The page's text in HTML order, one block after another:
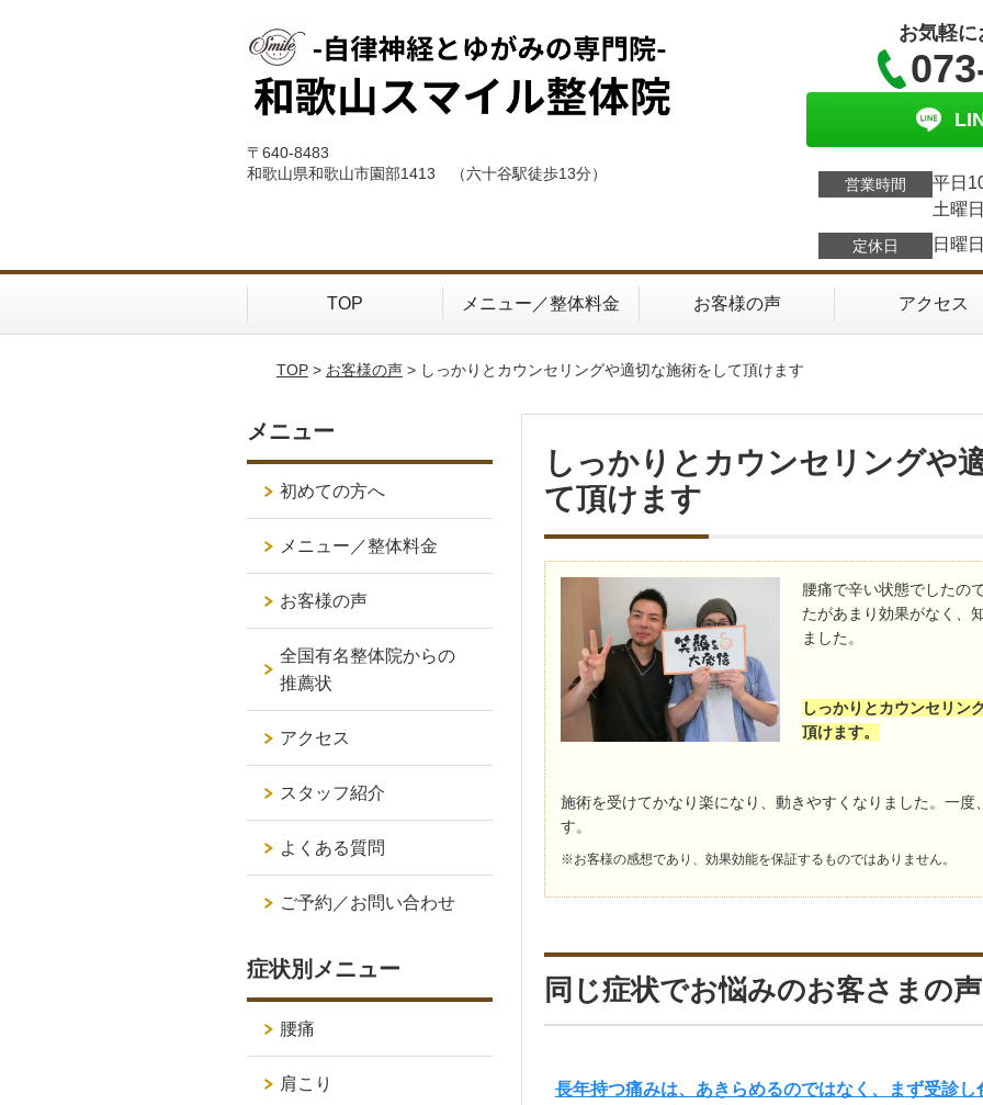
〒640-8483
和歌山県和歌山市園部1413 （六十谷駅徒歩13分）
お気軽
営業時間
平日
土曜
定休日 日曜
TOP メニュー／整体料金 お客様の声 アクセス
TOP> お客様の声> しっかりとカウンセリングや適切な施術をして頂けます
しっかりとカウンセリングや
て頂けます
腰痛で辛い状態でしたの
たがあまり効果がなく、
ました。
しっかりとカウンセリン
頂けます。
施術を受けてかなり楽になり、動きやすくなりました。一度
す。
※お客様の感想であり、効果効能を保証するものではありません。
同じ症状でお悩みのお客さまの声
長年持つ痛みは、あきらめるのではなく、まず受診し
メニュー
初めての方へ
メニュー／整体料金
お客様の声
全国有名整体院からの
推薦状
アクセス
スタッフ紹介
よくある質問
ご予約／お問い合わせ
症状別メニュー
腰痛
肩こり